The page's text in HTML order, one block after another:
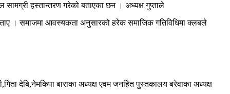
हस्तान्तरण गरेको बताएका छन । अध्यक्ष गुप्ताले
। समाजमा आवस्यकता अनुसारको हरेक समाजिक गतिविधिमा क्लबले
देबि,नेमकिपा बाराका अध्यक्ष एवम जनहित पुस्तकालय बरेवाका अध्यक्ष